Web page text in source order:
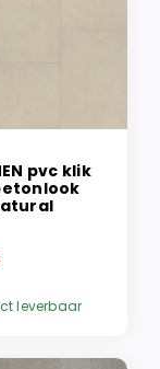
pvc klik
leverbaar